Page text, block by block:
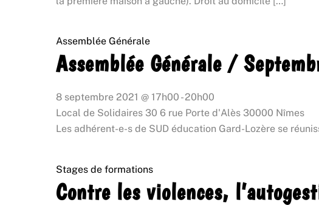
Assemblée Générale
Assemblée Générale /
8 septembre 2021 @ 17h00 -20h00
Local de Solidaires 30 6 rue Porte d'Alès 30000 Nîmes
Les adhérent-e-s de SUD éducation Gard-Lozère se
Stages de formations
Contre les violences,